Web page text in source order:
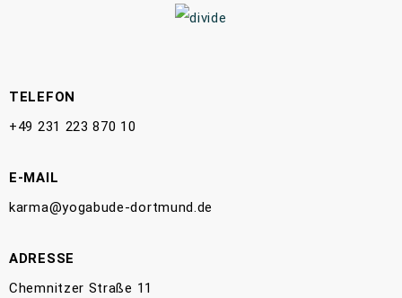
TELEFON
+49 231 223 870 10
E-MAIL
karma@yogabude-dortmund.de
ADRESSE
Chemnitzer Straße 11